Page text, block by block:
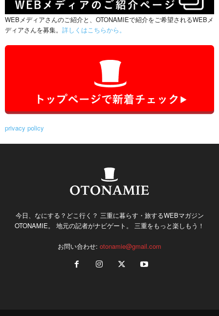
WEBメディアさんのご紹介と、OTONAMIEで紹介をご希望されるWEBメ
ディアさんを募集。 詳しくはこちらから。
privacy policy
今日、なにする？どこ行く？ 三重に暮らす・旅するWEBマガジン
OTONAMIE。 地元の記者がナビゲート。 三重をもっと楽しもう！
お問い合わせ: otonamie@gmail.com